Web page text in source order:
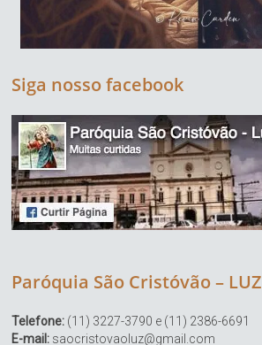
Siga nosso facebook
Paróquia São Cristóvão – LUZ
Telefone: (11) 3227-3790 e (11) 2386-6691
E-mail: saocristovaoluz@gmail.com